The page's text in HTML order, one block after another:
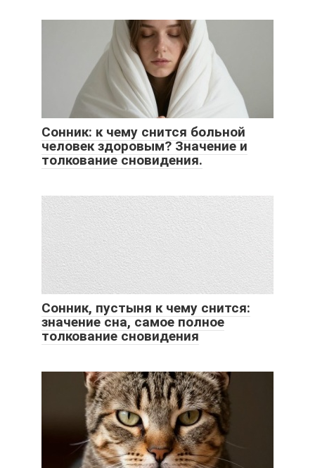
Сонник: к чему снится больной
человек здоровым? Значение и
толкование сновидения.
Сонник, пустыня к чему снится:
значение сна, самое полное
толкование сновидения